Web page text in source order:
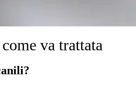
va trattata